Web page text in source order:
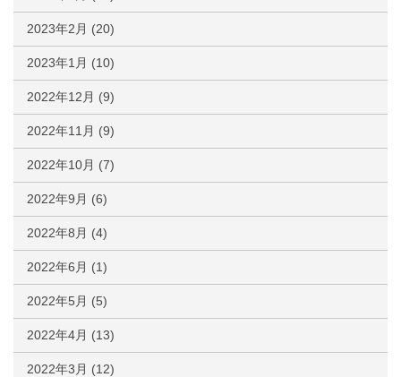
2023年2月 (20)
2023年1月 (10)
2022年12月 (9)
2022年11月 (9)
2022年10月 (7)
2022年9月 (6)
2022年8月 (4)
2022年6月 (1)
2022年5月 (5)
2022年4月 (13)
2022年3月 (12)